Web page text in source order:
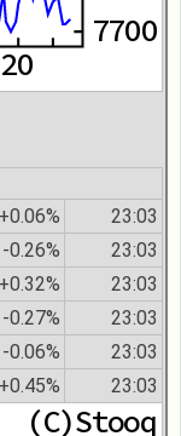
+0.06% 23:03
-0.26% 23:03
+0.32% 23:03
-0.27% 23:03
-0.06% 23:03
+0.45% 23:03